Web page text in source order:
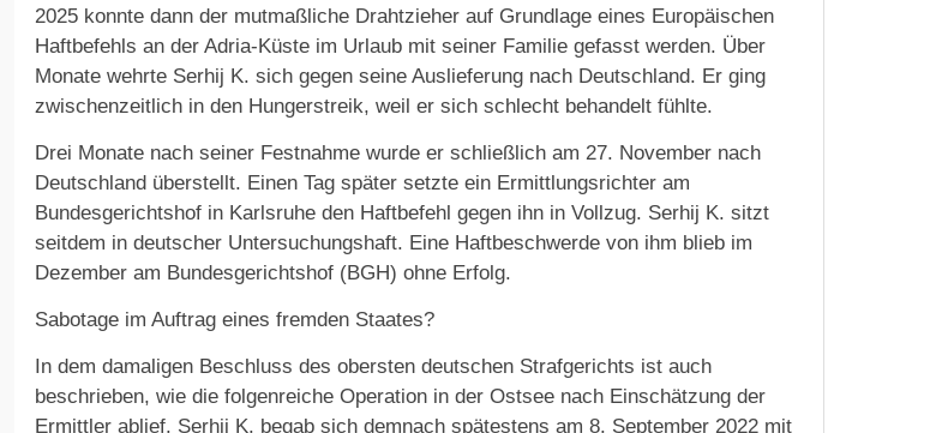
2025 konnte dann der mutmaßliche Drahtzieher auf Grundlage eines Europäischen
Haftbefehls an der Adria-Küste im Urlaub mit seiner Familie gefasst werden. Über
Monate wehrte Serhij K. sich gegen seine Auslieferung nach Deutschland. Er ging
zwischenzeitlich in den Hungerstreik, weil er sich schlecht behandelt fühlte.
Drei Monate nach seiner Festnahme wurde er schließlich am 27. November nach
Deutschland überstellt. Einen Tag später setzte ein Ermittlungsrichter am
Bundesgerichtshof in Karlsruhe den Haftbefehl gegen ihn in Vollzug. Serhij K. sitzt
seitdem in deutscher Untersuchungshaft. Eine Haftbeschwerde von ihm blieb im
Dezember am Bundesgerichtshof (BGH) ohne Erfolg.
Sabotage im Auftrag eines fremden Staates?
In dem damaligen Beschluss des obersten deutschen Strafgerichts ist auch
beschrieben, wie die folgenreiche Operation in der Ostsee nach Einschätzung der
Ermittler ablief. Serhij K. begab sich demnach spätestens am 8. September 2022 mit